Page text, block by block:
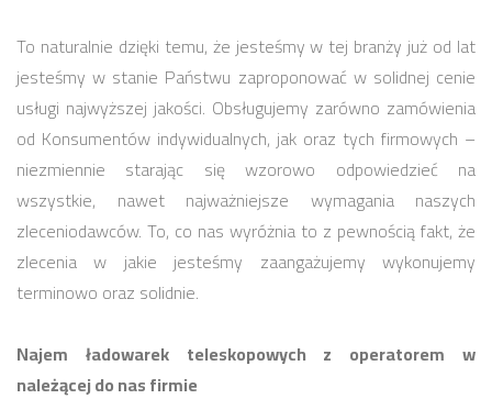
To naturalnie dzięki temu, że jesteśmy w tej branży już od lat
jesteśmy w stanie Państwu zaproponować w solidnej cenie
usługi najwyższej jakości. Obsługujemy zarówno zamówienia
od Konsumentów indywidualnych, jak oraz tych firmowych –
niezmiennie starając się wzorowo odpowiedzieć na
wszystkie, nawet najważniejsze wymagania naszych
zleceniodawców. To, co nas wyróżnia to z pewnością fakt, że
zlecenia w jakie jesteśmy zaangażujemy wykonujemy
terminowo oraz solidnie.
Najem ładowarek teleskopowych z operatorem w
należącej do nas firmie